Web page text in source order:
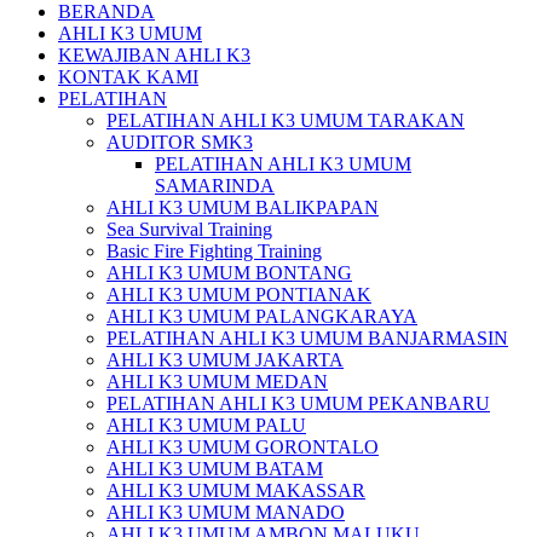
BERANDA
AHLI K3 UMUM
KEWAJIBAN AHLI K3
KONTAK KAMI
PELATIHAN
PELATIHAN AHLI K3 UMUM TARAKAN
AUDITOR SMK3
PELATIHAN AHLI K3 UMUM
SAMARINDA
AHLI K3 UMUM BALIKPAPAN
Sea Survival Training
Basic Fire Fighting Training
AHLI K3 UMUM BONTANG
AHLI K3 UMUM PONTIANAK
AHLI K3 UMUM PALANGKARAYA
PELATIHAN AHLI K3 UMUM BANJARMASIN
AHLI K3 UMUM JAKARTA
AHLI K3 UMUM MEDAN
PELATIHAN AHLI K3 UMUM PEKANBARU
AHLI K3 UMUM PALU
AHLI K3 UMUM GORONTALO
AHLI K3 UMUM BATAM
AHLI K3 UMUM MAKASSAR
AHLI K3 UMUM MANADO